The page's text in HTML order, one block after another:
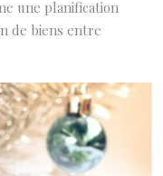
une planification
de biens entre